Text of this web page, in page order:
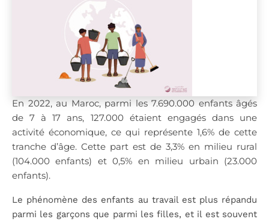
En 2022, au Maroc, parmi les 7.690.000 enfants âgés
de 7 à 17 ans, 127.000 étaient engagés dans une
activité économique, ce qui représente 1,6% de cette
tranche d’âge. Cette part est de 3,3% en milieu rural
(104.000 enfants) et 0,5% en milieu urbain (23.000
enfants).
Le phénomène des enfants au travail est plus répandu
parmi les garçons que parmi les filles, et il est souvent